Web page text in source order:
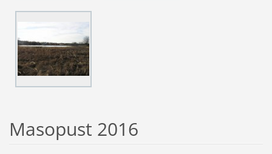
Masopust 2016